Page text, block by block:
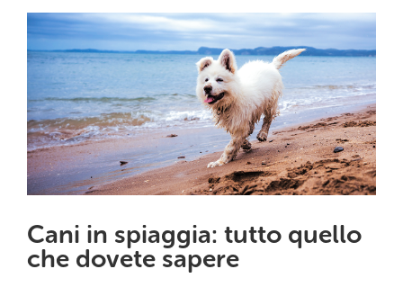
Cani in spiaggia: tutto quello
che dovete sapere